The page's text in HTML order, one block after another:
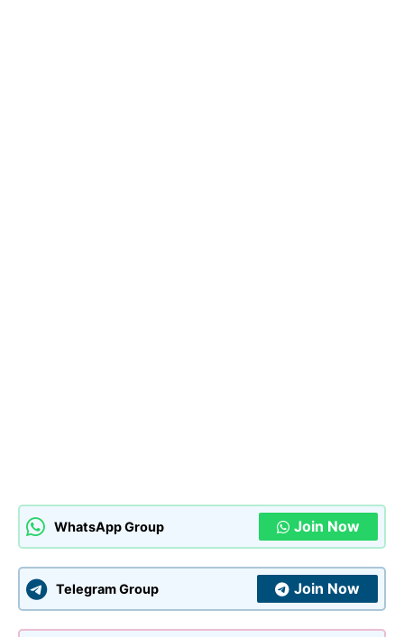
WhatsApp Group Join Now
Telegram Group Join Now